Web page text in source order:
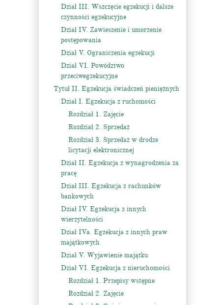
Dział III. Wszczęcie egzekucji i dalsze
czynności egzekucyjne
Dział IV. Zawieszenie i umorzenie
postępowania
Dział V. Ograniczenia egzekucji
Dział VI. Powództwo
przeciwegzekucyjne
Tytuł II. Egzekucja świadczeń pieniężnych
Dział I. Egzekucja z ruchomości
Rozdział 1. Zajęcie
Rozdział 2. Sprzedaż
Rozdział 3. Sprzedaż w drodze
licytacji elektronicznej
Dział II. Egzekucja z wynagrodzenia za
pracę
Dział III. Egzekucja z rachunków
bankowych
Dział IV. Egzekucja z innych
wierzytelności
Dział IVa. Egzekucja z innych praw
majątkowych
Dział V. Wyjawienie majątku
Dział VI. Egzekucja z nieruchomości
Rozdział 1. Przepisy wstępne
Rozdział 2. Zajęcie